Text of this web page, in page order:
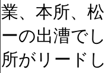
業、本所、
ーの出漕で
所がリード